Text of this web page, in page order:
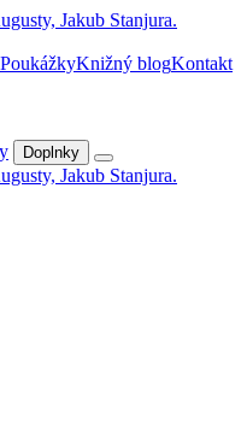
PoukážkyKnižný blogKontakt
Doplnky